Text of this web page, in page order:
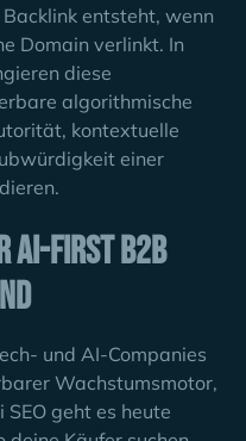
entsteht, wenn
Domain verlinkt. In
diese
algorithmische
kontextuelle
einer
First B2B
und AI-Companies
Wachstumsmotor,
geht es heute